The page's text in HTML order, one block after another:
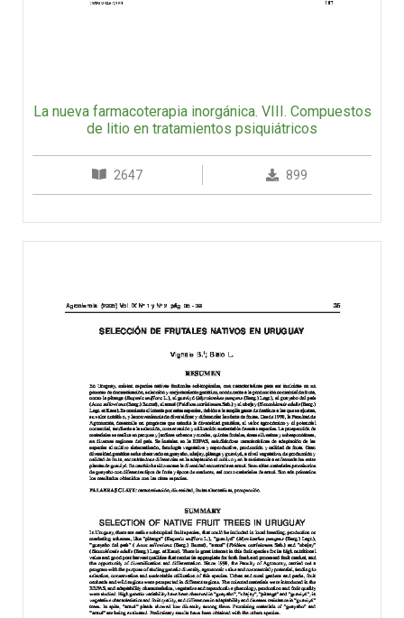
La nueva farmacoterapia inorgánica. VIII. Compuestos
de litio en tratamientos psiquiátricos
2647 899